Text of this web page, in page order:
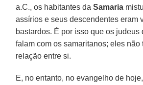
a.C., os habitantes daSamaria
assírios e seus descendentes eram
bastardos. É por isso que os judeus
falam com os samaritanos; eles não
relação entre si.
E, no entanto, no evangelho de